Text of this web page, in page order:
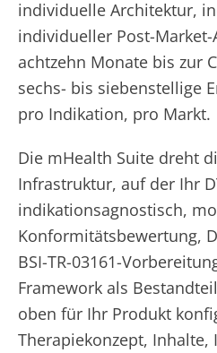
individuelle Architektur,
individueller Post-
achtzehn Monate bis zur
sechs- bis siebenstellige
pro Indikation, pro Markt.
Die mHealth Suite dreht
Infrastruktur, auf der Ihr
indikationsagnostisch,
Konformitätsbewertung,
BSI-TR-03161-
Framework als
oben für Ihr Produkt
Therapiekonzept, Inhalte,